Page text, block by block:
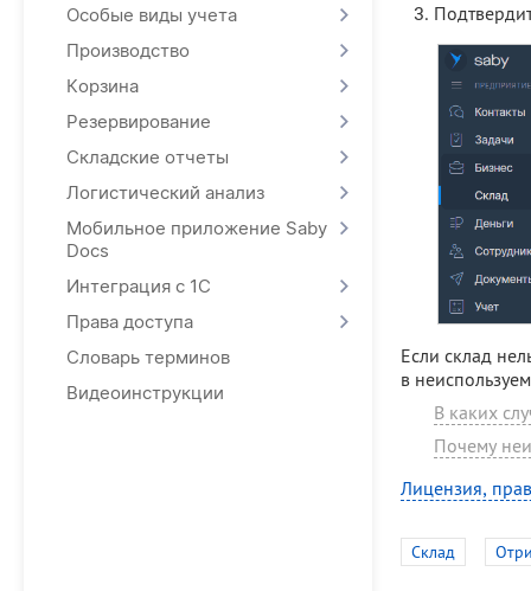
Особые виды учета
Производство
Корзина
Резервирование
Складские отчеты
Логистический анализ
Мобильное приложение Saby
Docs
Интеграция с 1С
Права доступа
Словарь терминов
Видеоинструкции
Если склад
в
В каких
Почему
Лицензия,
Склад